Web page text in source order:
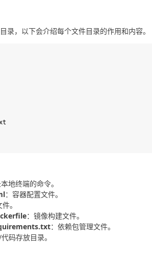
录，以下会介绍每个文件目录的作用和内容。
地终端的命令。
：容器配置文件。
。
：镜像构建文件。
：依赖包管理文件。
码存放目录。